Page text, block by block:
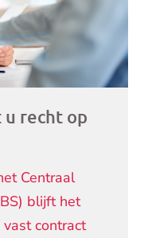
recht op
Centraal
blijft het
contract